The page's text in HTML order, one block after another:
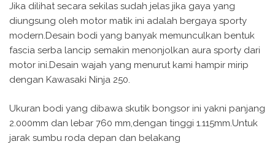
Jika dilihat secara sekilas sudah jelas jika gaya yang
diungsung oleh motor matik ini adalah bergaya sporty
modern.Desain bodi yang banyak memunculkan bentuk
fascia serba lancip semakin menonjolkan aura sporty dari
motor ini.Desain wajah yang menurut kami hampir mirip
dengan Kawasaki Ninja 250.
Ukuran bodi yang dibawa skutik bongsor ini yakni panjang
2.000mm dan lebar 760 mm,dengan tinggi 1.115mm.Untuk
jarak sumbu roda depan dan belakang